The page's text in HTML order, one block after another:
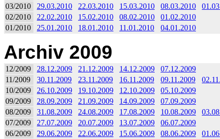
03/2010
29.03.2010 22.03.2010 15.03.2010 08.03.2010
02/2010
22.02.2010 15.02.2010 08.02.2010
01.02.2010
01/2010
25.01.2010 18.01.2010 11.01.2010 04.01.2010
Archiv 2009
12/2009 28.12.2009 21.12.2009 14.12.2009
07.12.2009
11/2009
30.11.2009 23.11.2009 16.11.2009 09.11.2009
10/2009
26.10.2009 19.10.2009 12.10.2009
05.10.2009
09/2009
28.09.2009 21.09.2009 14.09.2009
07.09.2009
08/2009
31.08.2009 24.08.2009 17.08.2009 10.08.2009
07/2009
27.07.2009 20.07.2009 13.07.2009
06.07.2009
06/2009
29.06.2009 22.06.2009 15.06.2009 08.06.2009